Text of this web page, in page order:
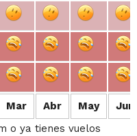
Mar Abr May Jun
o ya tienes vuelos